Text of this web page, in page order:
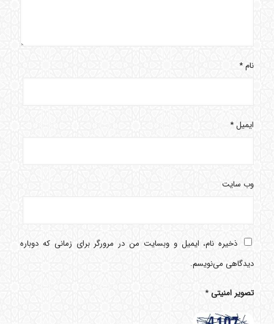
نام*
ایمیل*
وب‌ سایت
ذخیره نام، ایمیل و وبسایت من در مرورگر برای زمانی که دوباره
دیدگاهی می‌نویسم.
تصویر امنیتی*